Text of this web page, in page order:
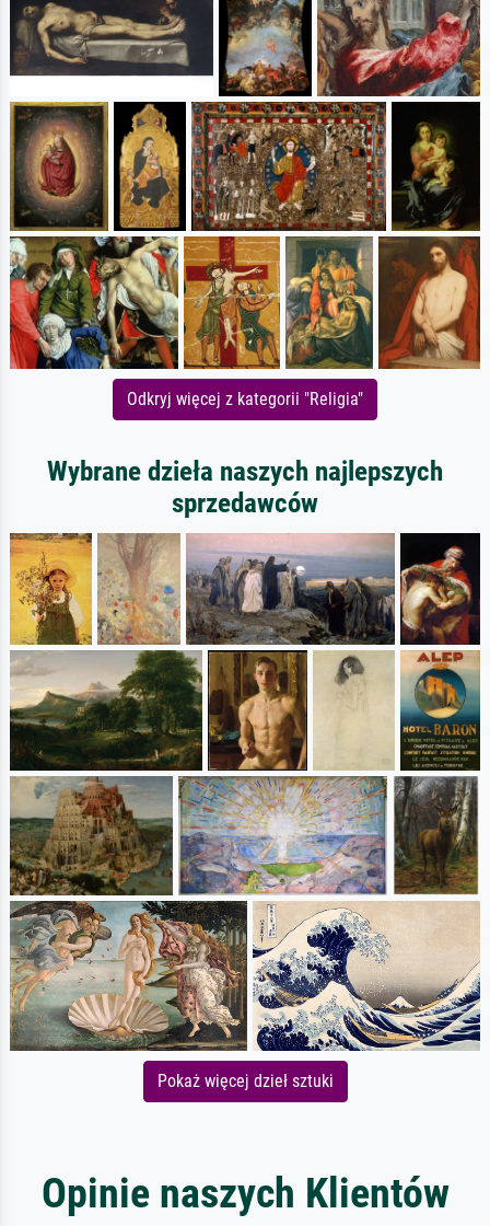
Odkryj więcej z kategorii "Religia"
Wybrane dzieła naszych najlepszych
sprzedawców
Pokaż więcej dzieł sztuki
Opinie naszych Klientów